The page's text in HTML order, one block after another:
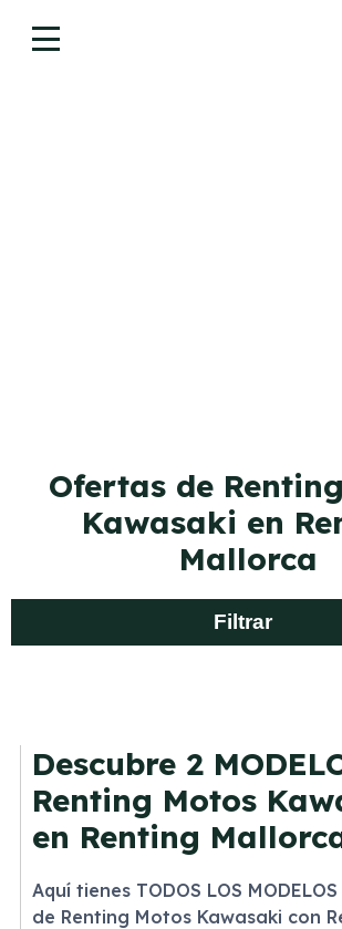
Ofertas de
Kawasaki en
Mallorca
Filtrar
Descubre 2
Renting Motos
en Renting
Aquí tienes TODOS LOS
de Renting Motos Kawasaki con